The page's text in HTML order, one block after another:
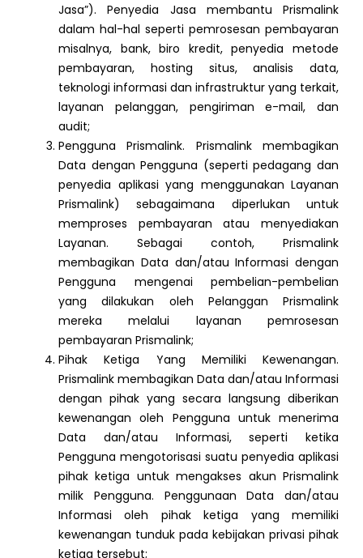
Jasa”). Penyedia Jasa membantu Prismalink
dalam hal-hal seperti pemrosesan pembayaran
misalnya, bank, biro kredit, penyedia metode
pembayaran, hosting situs, analisis data,
teknologi informasi dan infrastruktur yang terkait,
layanan pelanggan, pengiriman e-mail, dan
audit;
Pengguna Prismalink. Prismalink membagikan
Data dengan Pengguna (seperti pedagang dan
penyedia aplikasi yang menggunakan Layanan
Prismalink) sebagaimana diperlukan untuk
memproses pembayaran atau menyediakan
Layanan. Sebagai contoh, Prismalink
membagikan Data dan/atau Informasi dengan
Pengguna mengenai pembelian-pembelian
yang dilakukan oleh Pelanggan Prismalink
mereka melalui layanan pemrosesan
pembayaran Prismalink;
Pihak Ketiga Yang Memiliki Kewenangan.
Prismalink membagikan Data dan/atau Informasi
dengan pihak yang secara langsung diberikan
kewenangan oleh Pengguna untuk menerima
Data dan/atau Informasi, seperti ketika
Pengguna mengotorisasi suatu penyedia aplikasi
pihak ketiga untuk mengakses akun Prismalink
milik Pengguna. Penggunaan Data dan/atau
Informasi oleh pihak ketiga yang memiliki
kewenangan tunduk pada kebijakan privasi pihak
ketiga tersebut;